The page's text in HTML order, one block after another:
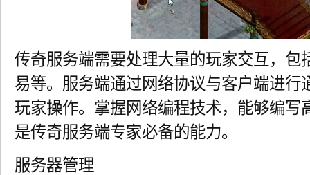
传奇服务端需要处理大量的玩家交互，包
易等。服务端通过网络协议与客户端进行
玩家操作。掌握网络编程技术，能够编写
是传奇服务端专家必备的能力。
服务器管理